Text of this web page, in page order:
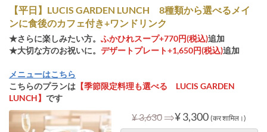
【平日】LUCIS GARDEN LUNCH 8種類から選べるメイ
ンに食後のカフェ付き+ワンドリンク
★さらに楽しみたい方。 ふかひれスープ+770円(税込)追加
★大切な方のお祝いに。 デザートプレート+1,650円(税込)追加
メニューはこちら
こちらのプランは 【季節限定料理も選べる LUCIS GARDEN
LUNCH】 です
¥ 3,630 ⇒¥ 3,300 (कर शामिल।)